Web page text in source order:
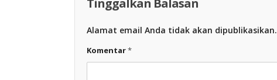
Alamat email Anda tidak akan dipublikasikan.
Komentar*